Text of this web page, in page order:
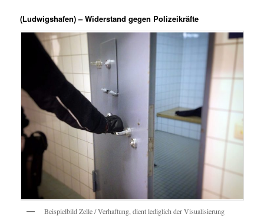
(Ludwigshafen) – Widerstand gegen Polizeikräfte
Beispielbild Zelle / Verhaftung, dient lediglich der Visualisierung